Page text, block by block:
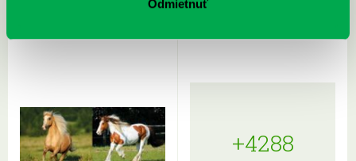
Odmietnuť
+4288